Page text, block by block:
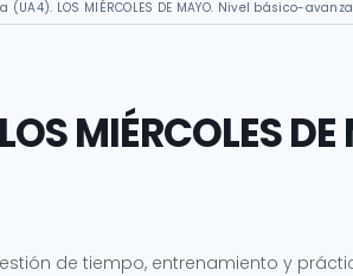
(UA4). LOS MIÉRCOLES DE MAYO. Nivel básico-
MIÉRCOLES
de tiempo, entrenamiento y